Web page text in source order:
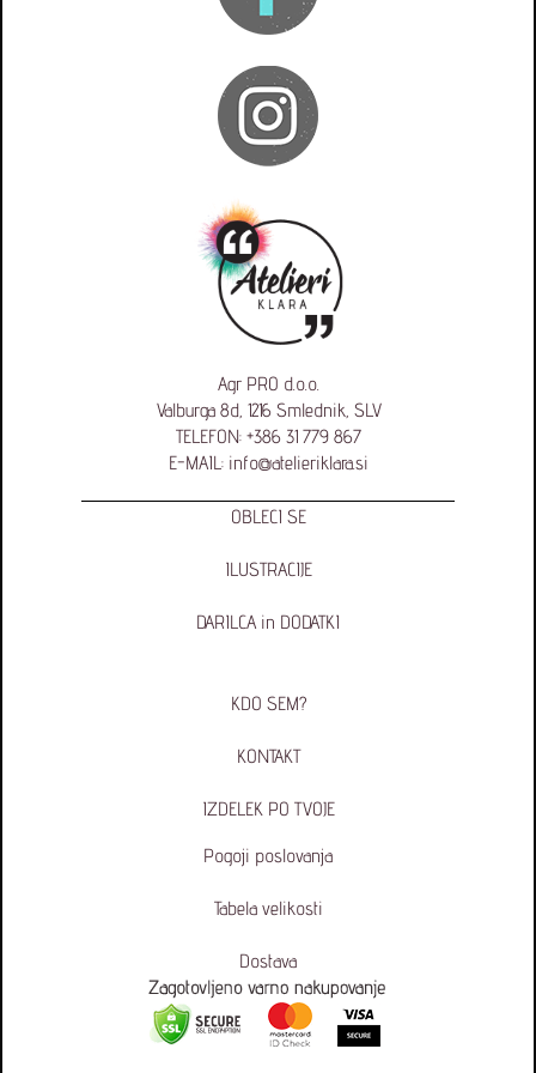
Agr PRO d.o.o.
Valburga 8d, 1216 Smlednik, SLV
TELEFON: +386 31 779 867
E-MAIL: info@atelieriklara.si
OBLECI SE
ILUSTRACIJE
DARILCA in DODATKI
KDO SEM?
KONTAKT
IZDELEK PO TVOJE
Pogoji poslovanja
Tabela velikosti
Dostava